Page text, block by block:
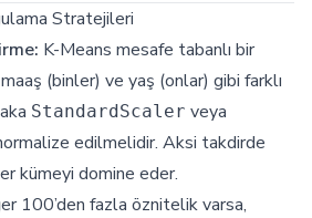
Stratejileri
K-Means mesafe tabanlı bir
(binler) ve yaş (onlar) gibi farklı
StandardScaler veya
edilmelidir. Aksi takdirde
kümeyi domine eder.
100’den fazla öznitelik varsa,